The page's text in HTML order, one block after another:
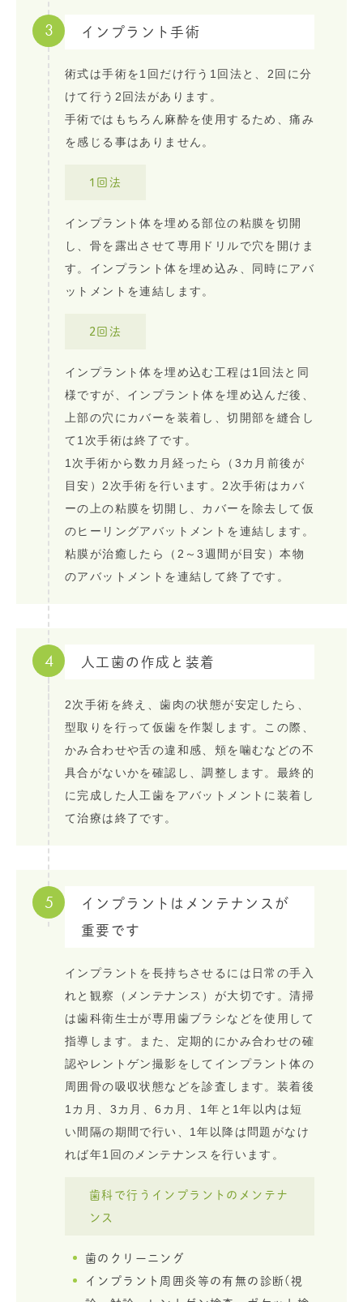
3 インプラント手術
術式は手術を1回だけ行う1回法と、2回に分
けて行う2回法があります。
手術ではもちろん麻酔を使用するため、痛み
を感じる事はありません。
1回法
インプラント体を埋める部位の粘膜を切開
し、骨を露出させて専用ドリルで穴を開けま
す。インプラント体を埋め込み、同時にアバ
ットメントを連結します。
2回法
インプラント体を埋め込む工程は1回法と同
様ですが、インプラント体を埋め込んだ後、
上部の穴にカバーを装着し、切開部を縫合し
て1次手術は終了です。
1次手術から数カ月経ったら（3カ月前後が
目安）2次手術を行います。2次手術はカバ
ーの上の粘膜を切開し、カバーを除去して仮
のヒーリングアバットメントを連結します。
粘膜が治癒したら（2～3週間が目安）本物
のアバットメントを連結して終了です。
4 人工歯の作成と装着
2次手術を終え、歯肉の状態が安定したら、
型取りを行って仮歯を作製します。この際、
かみ合わせや舌の違和感、頬を噛むなどの不
具合がないかを確認し、調整します。最終的
に完成した人工歯をアバットメントに装着し
て治療は終了です。
5
インプラントはメンテナンスが
重要です
インプラントを長持ちさせるには日常の手入
れと観察（メンテナンス）が大切です。清掃
は歯科衛生士が専用歯ブラシなどを使用して
指導します。また、定期的にかみ合わせの確
認やレントゲン撮影をしてインプラント体の
周囲骨の吸収状態などを診査します。装着後
1カ月、3カ月、6カ月、1年と1年以内は短
い間隔の期間で行い、1年以降は問題がなけ
れば年1回のメンテナンスを行います。
歯科で行うインプラントのメンテナ
ンス
歯のクリーニング
インプラント周囲炎等の有無の診断(視